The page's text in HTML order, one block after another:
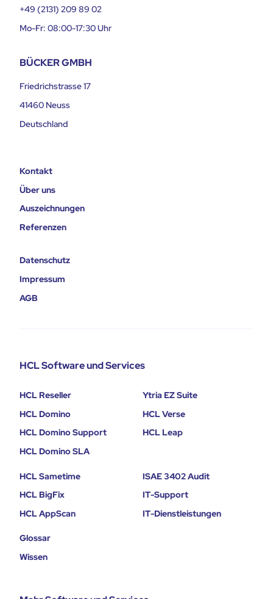
+49 (2131) 209 89 02
Mo-Fr: 08:00-17:30 Uhr
BÜCKER GMBH
Friedrichstrasse 17
41460 Neuss
Deutschland
Kontakt
Über uns
Auszeichnungen
Referenzen
Datenschutz
Impressum
AGB
HCL Software und Services
HCL Reseller
HCL Domino
HCL Domino Support
HCL Domino SLA
Ytria EZ Suite
HCL Verse
HCL Leap
HCL Sametime
HCL BigFix
HCL AppScan
ISAE 3402 Audit
IT-Support
IT-Dienstleistungen
Glossar
Wissen